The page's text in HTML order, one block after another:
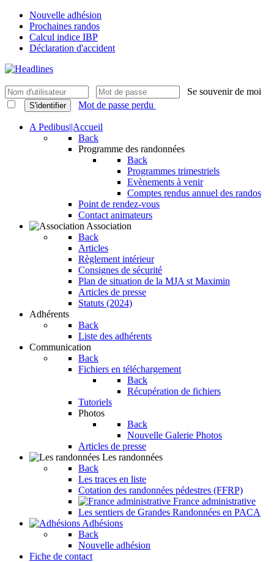
Nouvelle adhésion
Prochaines randos
Calcul indice IBP
Déclaration d'accident
Se souvenir de moi
S'identifier Mot de passe perdu
A Pedibus||Accueil
Back
Programme des randonnées
Back
Programmes trimestriels
Evènements à venir
Comptes rendus annuel des randos
Point de rendez-vous
Contact animateurs
Association
Back
Articles
Règlement intérieur
Consignes de sécurité
Plan de situation de la MJA st Maximin
Articles de presse
Statuts (2024)
Adhérents
Back
Liste des adhérents
Communication
Back
Fichiers en téléchargement
Back
Récupération de fichiers
Tutoriels
Photos
Back
Nouvelle Galerie Photos
Articles de presse
Les randonnées
Back
Les traces en liste
Cotation des randonnées pédestres (FFRP)
France administrative
Les sentiers de Grandes Randonnées en PACA
Adhésions
Back
Nouvelle adhésion
Fiche de contact